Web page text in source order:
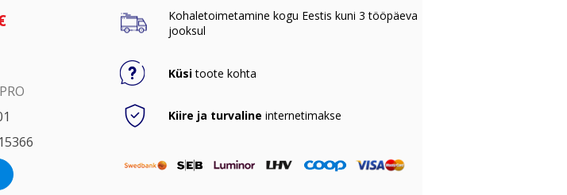
Kohaletoimetamine kogu Eestis kuni 3 tööpäeva
jooksul
Küsitoote kohta
Kiire ja turvaline internetimakse